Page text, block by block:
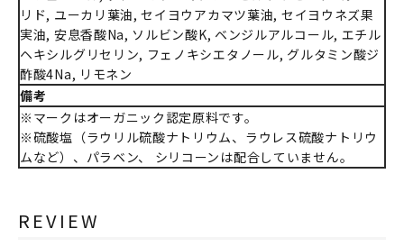
リド, ユーカリ葉油, セイヨウアカマツ葉油, セイヨウネズ果
実油, 安息香酸Na, ソルビン酸K, ベンジルアルコール, エチル
ヘキシルグリセリン, フェノキシエタノール, グルタミン酸ジ
酢酸4Na, リモネン
備考
※マークはオーガニック認定原料です。
※硫酸塩（ラウリル硫酸ナトリウム、ラウレス硫酸ナトリウ
ムなど）、パラベン、 シリコーンは配合していません。
REVIEW